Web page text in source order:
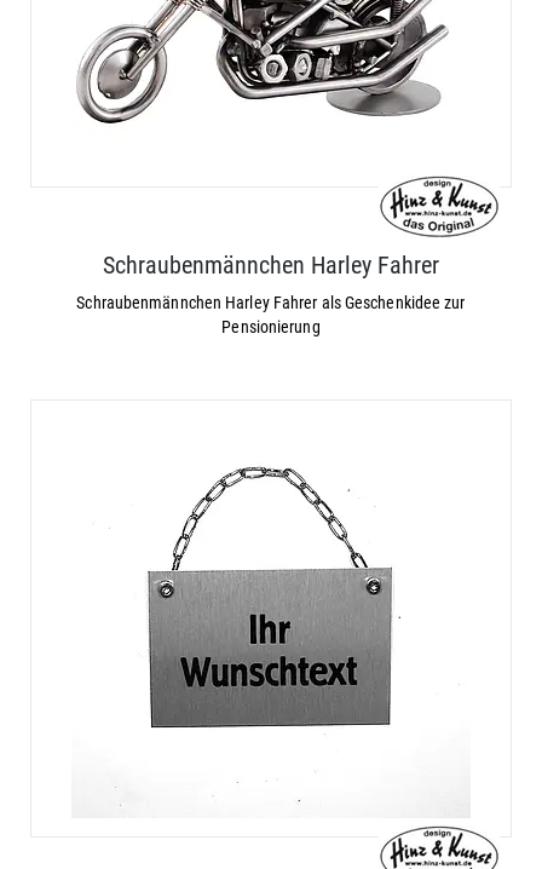
Schraubenmännchen Harley Fahrer
Schraubenmännchen Harley Fahrer als Geschenkidee zur
Pensionierung